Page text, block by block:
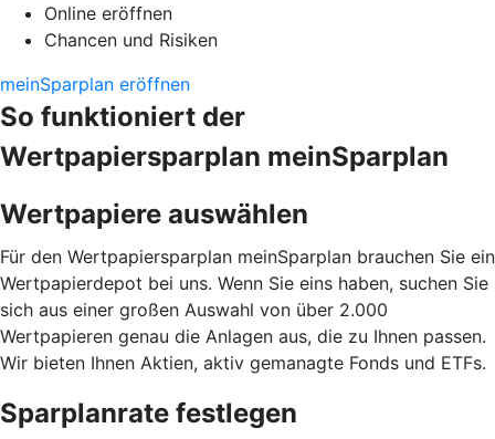
Online eröffnen
Chancen und Risiken
meinSparplan eröffnen
So funktioniert der
Wertpapiersparplan meinSparplan
Wertpapiere auswählen
Für den Wertpapiersparplan meinSparplan brauchen Sie ein
Wertpapierdepot bei uns. Wenn Sie eins haben, suchen Sie
sich aus einer großen Auswahl von über 2.000
Wertpapieren genau die Anlagen aus, die zu Ihnen passen.
Wir bieten Ihnen Aktien, aktiv gemanagte Fonds und ETFs.
Sparplanrate festlegen